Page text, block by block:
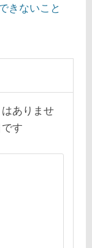
きないこと
ありませ
す